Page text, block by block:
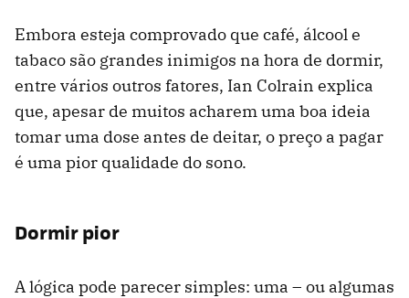
Embora esteja comprovado que café, álcool e
tabaco são grandes inimigos na hora de dormir,
entre vários outros fatores, Ian Colrain explica
que, apesar de muitos acharem uma boa ideia
tomar uma dose antes de deitar, o preço a pagar
é uma pior qualidade do sono.
Dormir pior
A lógica pode parecer simples: uma – ou algumas